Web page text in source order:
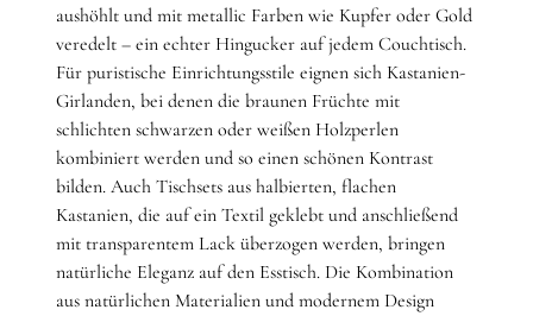
aushöhlt und mit metallic Farben wie Kupfer oder Gold
veredelt – ein echter Hingucker auf jedem Couchtisch.
Für puristische Einrichtungsstile eignen sich Kastanien-
Girlanden, bei denen die braunen Früchte mit
schlichten schwarzen oder weißen Holzperlen
kombiniert werden und so einen schönen Kontrast
bilden. Auch Tischsets aus halbierten, flachen
Kastanien, die auf ein Textil geklebt und anschließend
mit transparentem Lack überzogen werden, bringen
natürliche Eleganz auf den Esstisch. Die Kombination
aus natürlichen Materialien und modernem Design